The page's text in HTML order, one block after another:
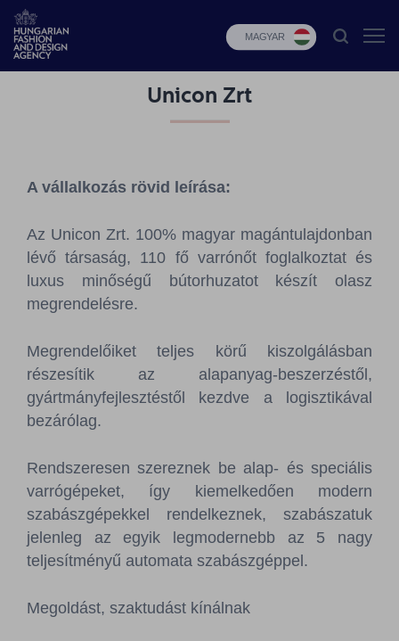
MAGYAR
Design
Budapest
Select
Pályázatok
Sajtószoba
360DBPHFDASPOT
Unicon Zrt
A vállalkozás rövid leírása:
Az Unicon Zrt. 100% magyar magántulajdonban
lévő társaság, 110 fő varrónőt foglalkoztat és
luxus minőségű bútorhuzatot készít olasz
megrendelésre.
Megrendelőiket teljes körű kiszolgálásban
részesítik az alapanyag-beszerzéstől,
gyártmányfejlesztéstől kezdve a logisztikával
bezárólag.
Rendszeresen szereznek be alap- és speciális
varrógépeket, így kiemelkedően modern
szabászgépekkel rendelkeznek, szabászatuk
jelenleg az egyik legmodernebb az 5 nagy
teljesítményű automata szabászgéppel.
Megoldást, szaktudást kínálnak